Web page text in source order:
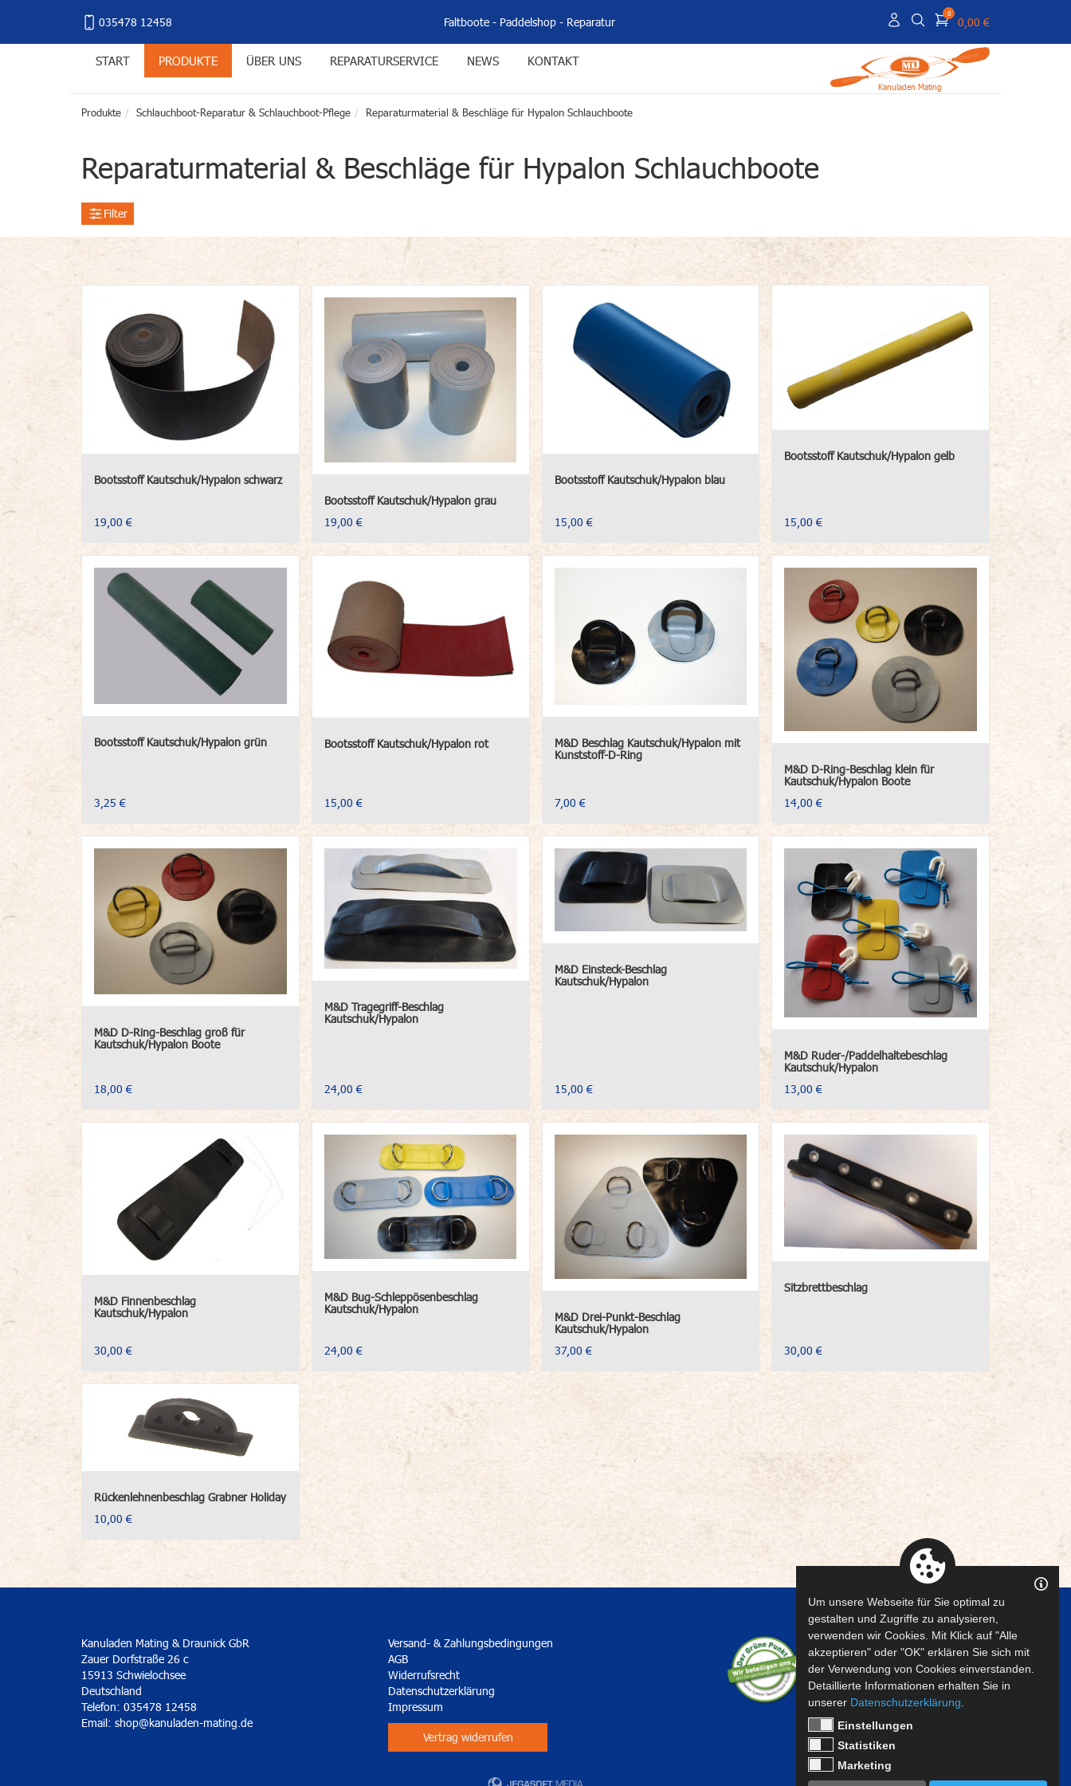
035478 12458 Faltboote- Paddelshop- Reparatur
0
0,00 €
START PRODUKTE ÜBER UNS REPARATURSERVICE NEWS KONTAKT
Kanuladen Mating
Produkte Schlauchboot-Reparatur & Schlauchboot-Pflege Reparaturmaterial & Beschläge für Hypalon Schlauchboote
Reparaturmaterial & Beschläge für Hypalon Schlauchboote
Filter
Bootsstoff Kautschuk/Hypalon schwarz
19,00 €
Bootsstoff Kautschuk/Hypalon grau
19,00 €
Bootsstoff Kautschuk/Hypalon blau
15,00 €
Bootsstoff Kautschuk/Hypalon gelb
15,00 €
Bootsstoff Kautschuk/Hypalon grün
3,25 €
Bootsstoff Kautschuk/Hypalon rot
15,00 €
M&D Beschlag Kautschuk/Hypalon mit
Kunststoff-D-Ring
7,00 €
M&D D-Ring-Beschlag klein für
Kautschuk/Hypalon Boote
14,00 €
M&D D-Ring-Beschlag groß für
Kautschuk/Hypalon Boote
18,00 €
M&D Tragegriff-Beschlag
Kautschuk/Hypalon
24,00 €
M&D Einsteck-Beschlag
Kautschuk/Hypalon
15,00 €
M&D Ruder-/Paddelhaltebeschlag
Kautschuk/Hypalon
13,00 €
M&D Finnenbeschlag
Kautschuk/Hypalon
30,00 €
M&D Bug-Schleppösenbeschlag
Kautschuk/Hypalon
24,00 €
M&D Drei-Punkt-Beschlag
Kautschuk/Hypalon
37,00 €
Sitzbrettbeschlag
30,00 €
Rückenlehnenbeschlag Grabner Holiday
10,00 €
Kanuladen Mating & Draunick GbR
Zauer Dorfstraße 26 c
15913 Schwielochsee
Deutschland
Telefon: 035478 12458
Email: shop@kanuladen-mating.de
Versand- & Zahlungsbedingungen
AGB
Widerrufsrecht
Datenschutzerklärung
Impressum
Vertrag widerrufen
Um unsere Webseite für Sie optimal zu
gestalten und Zugriffe zu analysieren,
verwenden wir Cookies. Mit Klick auf "Alle
akzeptieren" oder "OK" erklären Sie sich mit
der Verwendung von Cookies einverstanden.
Detaillierte Informationen erhalten Sie in
unserer Datenschutzerklärung
Einstellungen
Statistiken
Marketing